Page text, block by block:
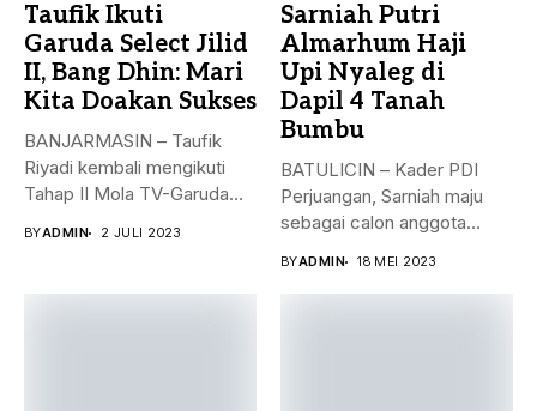
Taufik Ikuti
Garuda Select Jilid
II, Bang Dhin: Mari
Kita Doakan Sukses
BANJARMASIN – Taufik
Riyadi kembali mengikuti
Tahap II Mola TV-Garuda
BYADMIN 2 JULI 2023
Sarniah Putri
Almarhum Haji
Upi Nyaleg di
Dapil 4 Tanah
Bumbu
BATULICIN – Kader PDI
Perjuangan, Sarniah maju
sebagai calon anggota
BYADMIN 18 MEI 2023